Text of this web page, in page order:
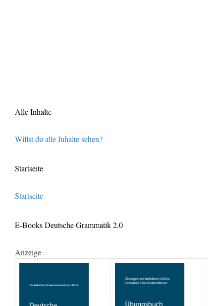
Alle Inhalte
Willst du alle Inhalte sehen?
Startseite
Startseite
E-Books Deutsche Grammatik 2.0
Anzeige